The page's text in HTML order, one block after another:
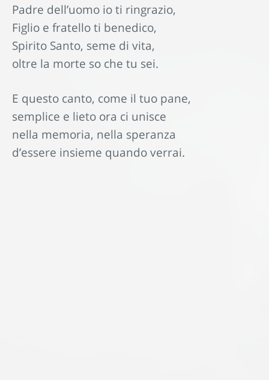
Padre dell’uomo io ti ringrazio,
Figlio e fratello ti benedico,
Spirito Santo, seme di vita,
oltre la morte so che tu sei.
E questo canto, come il tuo pane,
semplice e lieto ora ci unisce
nella memoria, nella speranza
d’essere insieme quando verrai.